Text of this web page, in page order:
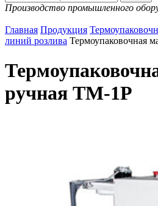
Производство промышленного
Главная Продукция
линий розлива Термоупаковочная
ручная ТМ-1Р